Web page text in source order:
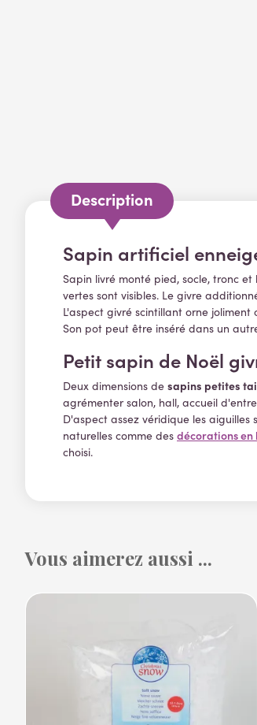
Description
Sapin artificiel
Sapin livré monté pied, socle, tronc
vertes sont visibles. Le givre
L'aspect givré scintillant orne
Son pot peut être inséré dans un
Petit sapin de Noël
Deux dimensions de sapins petites
agrémenter salon, hall, accueil
D'aspect assez véridique les
naturelles comme des décorations en
choisi.
Vous aimerez aussi ...